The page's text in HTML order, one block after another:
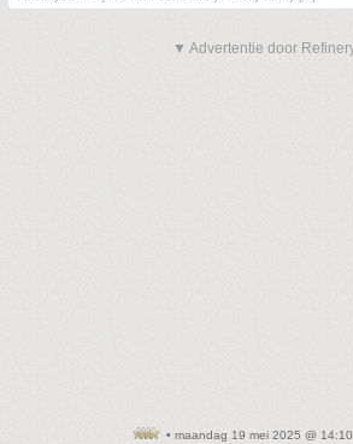
▼ Advertentie door
• maandag 19 mei 2025 @